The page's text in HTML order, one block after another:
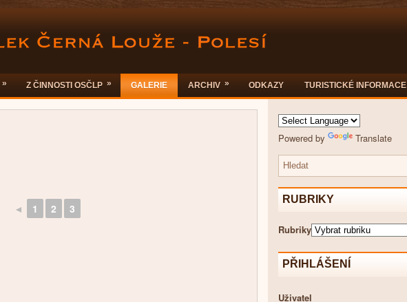
» Z ČINNOSTI OSČLP » GALERIE ARCHIV » ODKAZY TURISTICKÉ INFORMACE
◄ 1 2 3
Powered by Translate
RUBRIKY
Rubriky
PŘIHLÁŠENÍ
Uživatel